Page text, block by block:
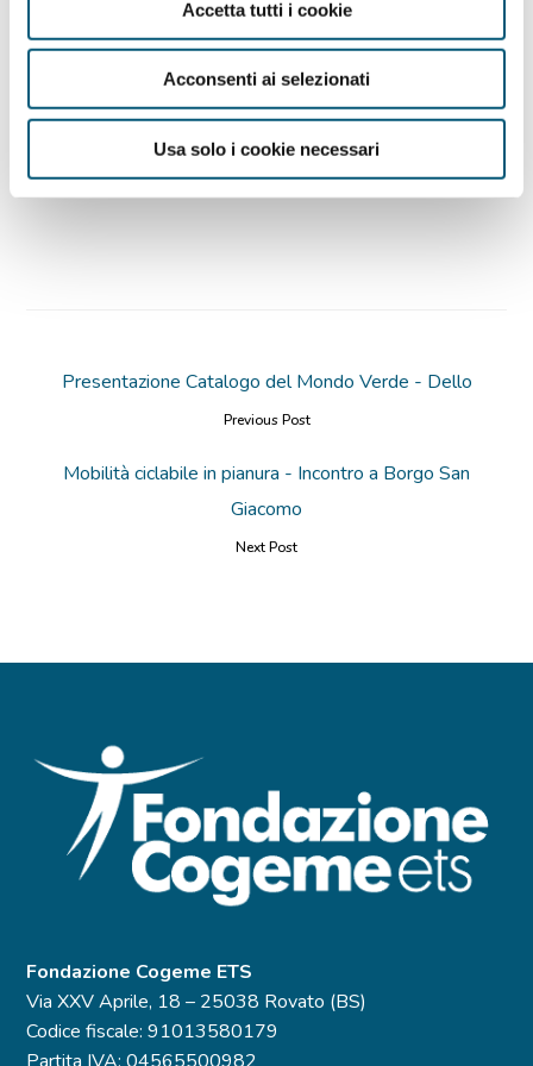
Accetta tutti i cookie
Acconsenti ai selezionati
Usa solo i cookie necessari
, Ricercatrice in Pedagogia generale
e sociale presso la Facoltà di Scienze della
Formazione dell’Università Cattolica del Sacro
Cuore.
Scarica il programma
Presentazione Catalogo del Mondo Verde - Dello
Previous Post
Mobilità ciclabile in pianura - Incontro a Borgo San
Giacomo
Next Post
Fondazione Cogeme ETS
Via XXV Aprile, 18 – 25038 Rovato (BS)
Codice fiscale: 91013580179